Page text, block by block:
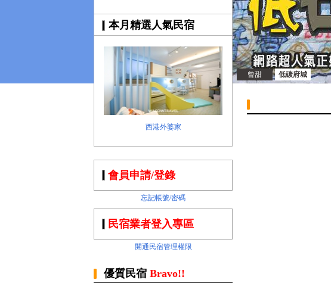
本月精選人氣民宿
西港外婆家
曾甜 低碳府城
會員申請/登錄
忘記帳號/密碼
民宿業者登入專區
開通民宿管理權限
優質民宿 Bravo!!